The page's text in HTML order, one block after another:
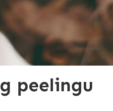
peelingu